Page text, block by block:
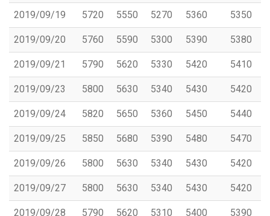
2019/09/19 5720 5550 5270 5360 5350
2019/09/20 5760 5590 5300 5390 5380
2019/09/21 5790 5620 5330 5420 5410
2019/09/23 5800 5630 5340 5430 5420
2019/09/24 5820 5650 5360 5450 5440
2019/09/25 5850 5680 5390 5480 5470
2019/09/26 5800 5630 5340 5430 5420
2019/09/27 5800 5630 5340 5430 5420
2019/09/28 5790 5620 5310 5400 5390